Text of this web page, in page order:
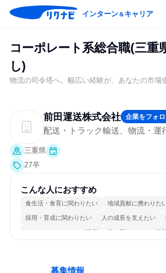
インターン＆キャリア
コーポレート系総合職(三重
し)
物流の司令塔へ。幅広い経験が、あなたの市場
前田運送株式会社 企業をフォ
配送・トラック輸送、物流・運
三重県
27卒
こんな人におすすめ
食生活・食育に関わりたい 地域貢献に携わりた
採用・育成に関わりたい 人の成長を支えたい
コミュニケーションが活発 常に新しいものに挑
募集情報